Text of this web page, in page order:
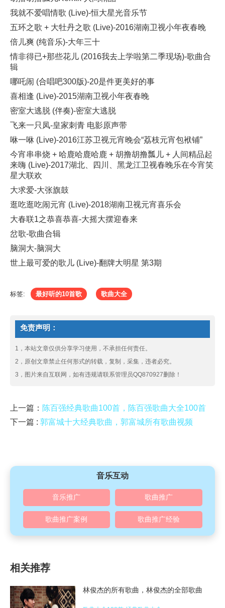
我就不爱唱情歌 (Live)-恒大星光音乐节
五环之歌 + 大牡丹之歌 (Live)-2016湖南卫视小年夜春晚
倍儿爽 (纯音乐)-大年三十
情非得已+那些花儿 (2016我去上学啦第二季现场)-歌曲合
辑
哪吒闹 (合唱吧300版)-20是件更美好的事
喜相逢 (Live)-2015湖南卫视小年夜春晚
密室大逃脱 (伴奏)-密室大逃脱
飞来一只凤-皇家刺青 电影原声带
咻一咻 (Live)-2016江苏卫视元宵晚会“荔枝元宵包袱铺”
今宵串串烧 + 哈鹿哈鹿哈鹿 + 胡撸胡撸瓢儿 + 人间精品起
来嗨 (Live)-2017湖北、四川、黑龙江卫视春晚乐在今宵笑
星大联欢
大求爱-大张旗鼓
逛吃逛吃闹元宵 (Live)-2018湖南卫视元宵喜乐会
大春联1之恭喜恭喜-大摇大摆迎春来
岔歌-歌曲合辑
脑洞大-脑洞大
世上最可爱的歌儿 (Live)-翻牌大明星 第3期
标签: 最好听的10首歌 歌曲大全
免责声明：
1，本站文章仅供分享学习使用，不承担任何责任。
2，原创文章禁止任何形式的转载，复制，采集，违者必究。
3，图片来自互联网，如有违规请联系管理员QQ870927删除！
上一篇： 陈百强经典歌曲100首，陈百强歌曲大全100首
下一篇 : 郭富城十大经典歌曲，郭富城所有歌曲视频
音乐互动
音乐推广 歌曲推广
歌曲推广案例 歌曲推广经验
相关推荐
林俊杰的所有歌曲，林俊杰的全部歌曲